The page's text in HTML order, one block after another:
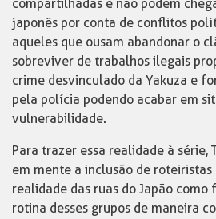
compartilhadas e não podem
japonês por conta de conflitos
aqueles que ousam abandonar o
sobreviver de trabalhos ilegais
crime desvinculado da Yakuza e
pela polícia podendo acabar em
vulnerabilidade.
Para trazer essa realidade à série,
em mente a inclusão de
realidade das ruas do Japão como
rotina desses grupos de maneira